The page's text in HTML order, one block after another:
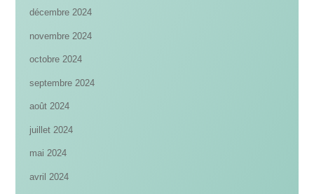
décembre 2024
novembre 2024
octobre 2024
septembre 2024
août 2024
juillet 2024
mai 2024
avril 2024